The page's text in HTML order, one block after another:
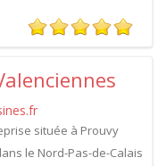
située à Prouvy
le Nord-Pas-de-Calais